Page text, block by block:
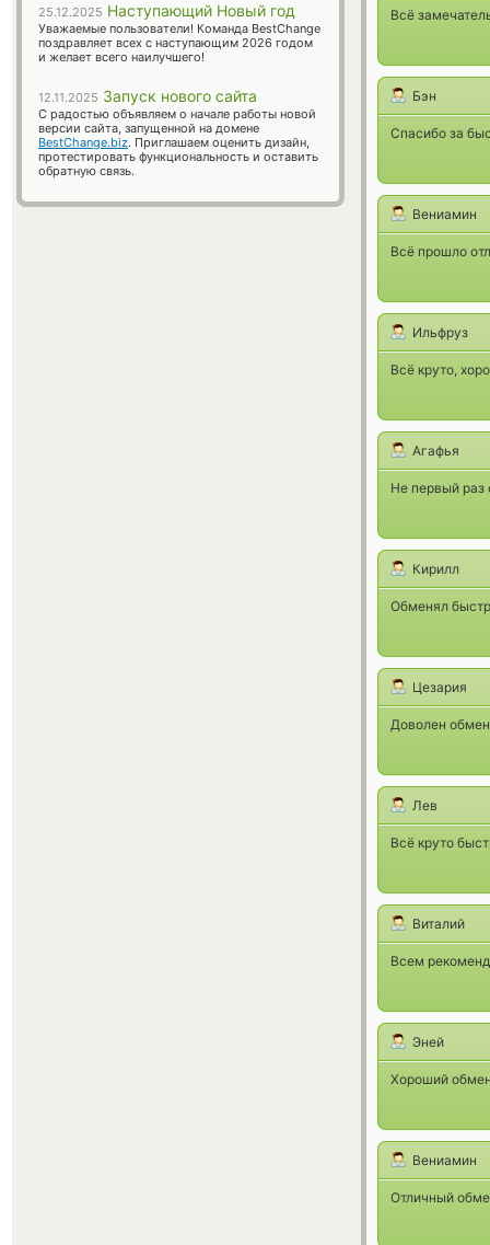
Всё
Бэн
Спасибо за
Вениамин
Всё прошло
Ильфруз
Всё круто,
Агафья
Не первый раз
Кирилл
Обменял
Цезария
Доволен
Лев
Всё круто
Виталий
Всем
Эней
Хороший
Вениамин
Отличный
25.12.2025 Наступающий Новый год
Уважаемые пользователи! Команда BestChange
поздравляет всех с наступающим 2026 годом
и желает всего наилучшего!
12.11.2025 Запуск нового сайта
С радостью объявляем о начале работы новой
версии сайта, запущенной на домене
BestChange.biz. Приглашаем оценить дизайн,
протестировать функциональность и оставить
обратную связь.